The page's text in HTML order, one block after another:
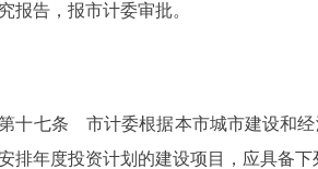
报告，报市计委审批。
七条 市计委根据本市城市建设和经济
排年度投资计划的建设项目，应具备下